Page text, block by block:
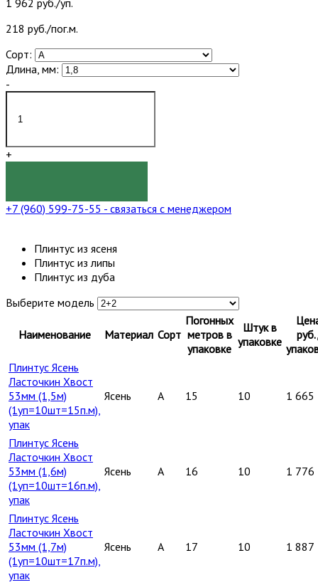
218 руб./пог.м.
Сорт:
Длина, мм:
-
+
+7 (960) 599-75-55 - связаться с менеджером
Плинтус из ясеня
Плинтус из липы
Плинтус из дуба
Выберите модель
Наименование Материал Сорт
Погонных
метров в
упаковке
Штук в
упаковке
Плинтус Ясень
Ласточкин Хвост
53мм (1,5м)
(1уп=10шт=15п.м),
упак
Ясень A 15 10 1 665
Плинтус Ясень
Ласточкин Хвост
53мм (1,6м)
(1уп=10шт=16п.м),
упак
Ясень A 16 10 1 776
Плинтус Ясень
Ласточкин Хвост
53мм (1,7м)
(1уп=10шт=17п.м),
упак
Ясень A 17 10 1 887